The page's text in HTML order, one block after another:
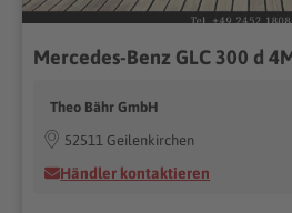
Theo Bähr GmbH
52511 Geilenkirchen
Händler kontaktieren